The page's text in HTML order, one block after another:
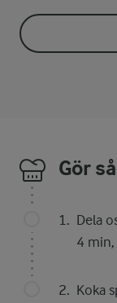
Gör
Dela
4 min,
Koka